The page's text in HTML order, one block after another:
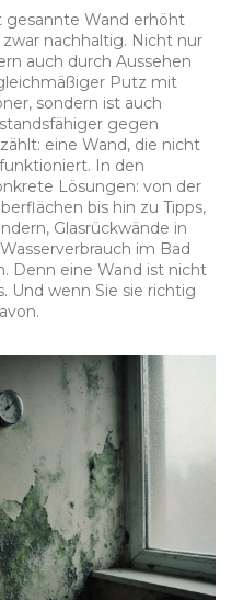
gesannte Wand erhöht
nachhaltig. Nicht nur
auch durch Aussehen
Putz mit
sondern ist auch
gegen
eine Wand, die nicht
In den
Lösungen: von der
bis hin zu Tipps,
Glasrückwände in
im Bad
Denn eine Wand ist nicht
Und wenn Sie sie richtig